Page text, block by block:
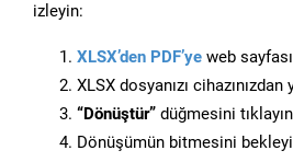
izleyin:
XLSX’den PDF’ye web
XLSX dosyanızı cihazınızdan
“Dönüştür” düğmesini
Dönüşümün bitmesini